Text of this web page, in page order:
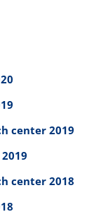
center 2019
center 2018